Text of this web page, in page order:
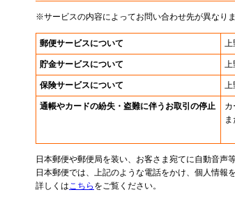
※サービスの内容によってお問い合わせ先が異なり
郵便サービスについて 上
貯金サービスについて 上
保険サービスについて 上
通帳やカードの紛失・盗難に伴うお取引の停止 カ
日本郵便や郵便局を装い、お客さま宛てに自動音声
日本郵便では、上記のような電話をかけ、個人情報
詳しくはこちら をご覧ください。